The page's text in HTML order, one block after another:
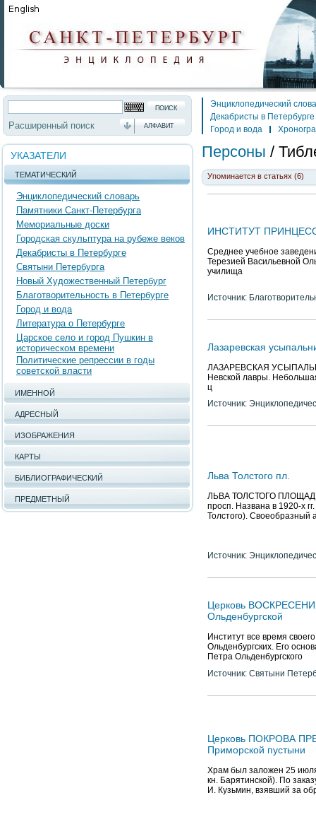
Расширенный поиск АЛФАВИТ
УКАЗАТЕЛИ
ТЕМАТИЧЕСКИЙ
Энциклопедический словарь
Памятники Санкт-Петербурга
Мемориальные доски
Городская скульптура на рубеже веков
Декабристы в Петербурге
Святыни Петербурга
Новый Художественный Петербург
Благотворительность в Петербурге
Город и вода
Литература о Петербурге
Царское село и город Пушкин в
историческом времени
Политические репрессии в годы
советской власти
ИМЕННОЙ
АДРЕСНЫЙ
ИЗОБРАЖЕНИЯ
КАРТЫ
БИБЛИОГРАФИЧЕСКИЙ
ПРЕДМЕТНЫЙ
Энциклопедический
Декабристы в Петербурге
Город и вода
Персоны /
Упоминается в статьях (6)
ИНСТИТУТ
Среднее учебное
Терезией Васильевной
училища
Источник:
Лазаревская
ЛАЗАРЕВСКАЯ
Невской лавры.
ц
Источник:
Льва Толстого пл.
ЛЬВА ТОЛСТОГО ПЛОЩАДЬ,
просп. Названа в 1920-х
Толстого). Своеобразный
Источник:
Церковь
Ольденбургской
Институт все время
Ольденбургских. Его
Петра Ольденбургского
Источник: Святыни
Церковь ПОКРОВА
Приморской пустыни
Храм был заложен 25
кн. Барятинской). По
И. Кузьмин, взявший за